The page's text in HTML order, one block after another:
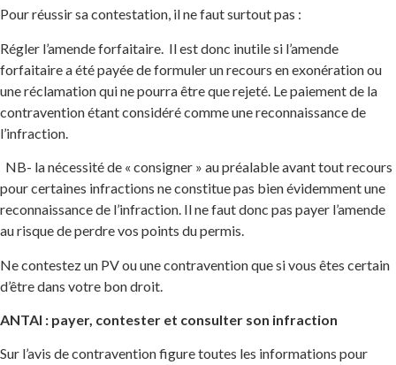
Pour réussir sa contestation, il ne faut surtout pas :
Régler l’amende forfaitaire. Il est donc inutile si l’amende
forfaitaire a été payée de formuler un recours en exonération ou
une réclamation qui ne pourra être que rejeté. Le paiement de la
contravention étant considéré comme une reconnaissance de
l’infraction.
NB- la nécessité de « consigner » au préalable avant tout recours
pour certaines infractions ne constitue pas bien évidemment une
reconnaissance de l’infraction. Il ne faut donc pas payer l’amende
au risque de perdre vos points du permis.
Ne contestez un PV ou une contravention que si vous êtes certain
d’être dans votre bon droit.
ANTAI : payer, contester et consulter son infraction
Sur l’avis de contravention figure toutes les informations pour